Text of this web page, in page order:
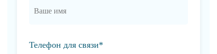
Телефон для связи*